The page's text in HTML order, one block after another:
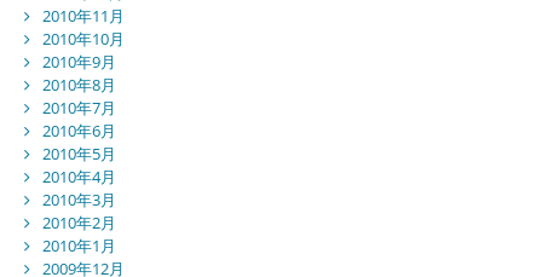
2010年11月
2010年10月
2010年9月
2010年8月
2010年7月
2010年6月
2010年5月
2010年4月
2010年3月
2010年2月
2010年1月
2009年12月